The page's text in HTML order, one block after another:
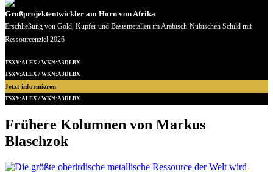
Großprojektentwickler am Horn von Afrika
Erschließung von Gold, Kupfer und Basismetallen im Arabisch-Nubischen Schild mit
Ressourcenziel 2026
TSXV:ALEX / WKN:A3DLBX
TSXV:ALEX / WKN:A3DLBX
Jetzt informieren
TSXV:ALEX / WKN:A3DLBX
Frühere Kolumnen von Markus
Blaschzok